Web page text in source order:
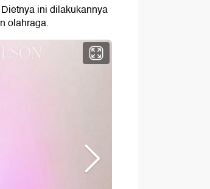
ini dilakukannya
olahraga.